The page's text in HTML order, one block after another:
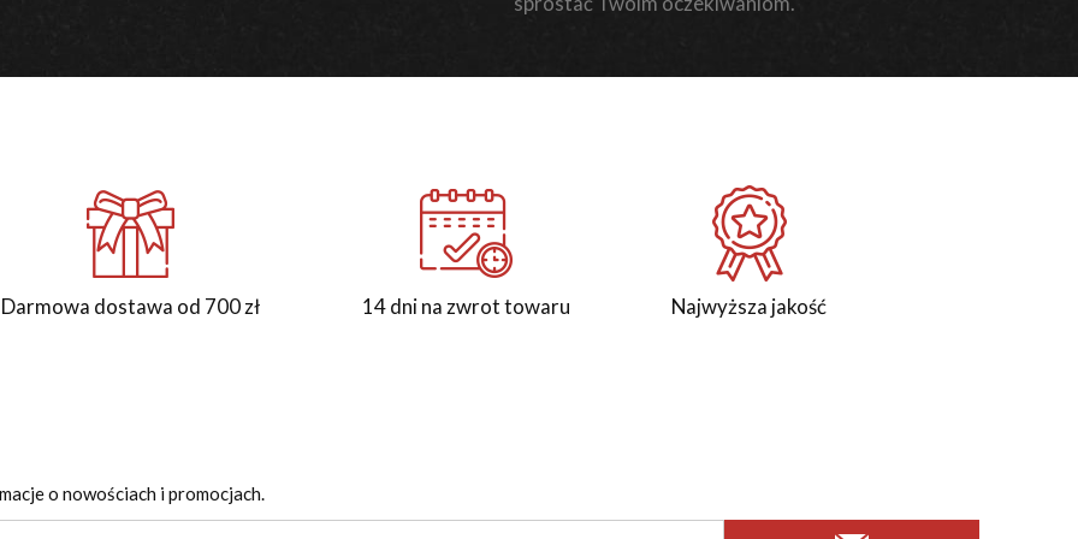
Darmowa dostawa od 700 zł 14 dni na zwrot towaru Najwyższa jakość
o nowościach i promocjach.